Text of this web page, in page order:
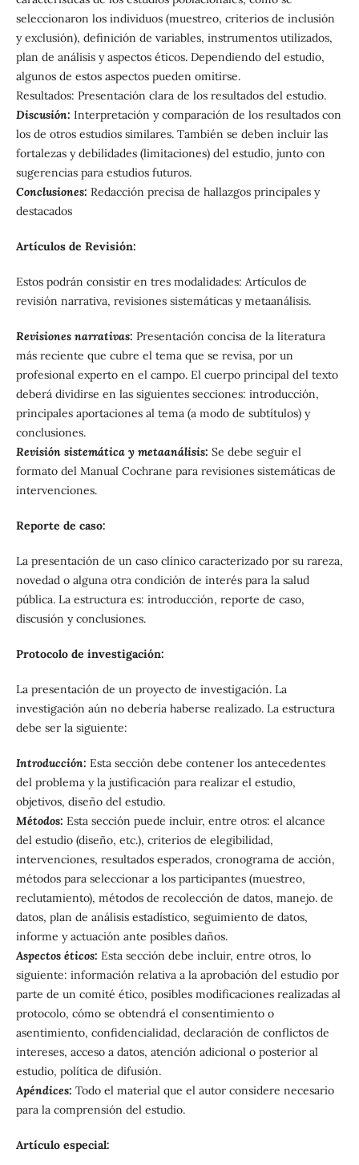
seleccionaron los individuos (muestreo, criterios de inclusión
y exclusión), definición de variables, instrumentos utilizados,
plan de análisis y aspectos éticos. Dependiendo del estudio,
algunos de estos aspectos pueden omitirse.
Resultados: Presentación clara de los resultados del estudio.
Discusión: Interpretación y comparación de los resultados con
los de otros estudios similares. También se deben incluir las
fortalezas y debilidades (limitaciones) del estudio, junto con
sugerencias para estudios futuros.
Conclusiones: Redacción precisa de hallazgos principales y
destacados
Artículos de Revisión:
Estos podrán consistir en tres modalidades: Artículos de
revisión narrativa, revisiones sistemáticas y metaanálisis.
Revisiones narrativas: Presentación concisa de la literatura
más reciente que cubre el tema que se revisa, por un
profesional experto en el campo. El cuerpo principal del texto
deberá dividirse en las siguientes secciones: introducción,
principales aportaciones al tema (a modo de subtítulos) y
conclusiones.
Revisión sistemática y metaanálisis: Se debe seguir el
formato del Manual Cochrane para revisiones sistemáticas de
intervenciones.
Reporte de caso:
La presentación de un caso clínico caracterizado por su rareza,
novedad o alguna otra condición de interés para la salud
pública. La estructura es: introducción, reporte de caso,
discusión y conclusiones.
Protocolo de investigación:
La presentación de un proyecto de investigación. La
investigación aún no debería haberse realizado. La estructura
debe ser la siguiente:
Introducción: Esta sección debe contener los antecedentes
del problema y la justificación para realizar el estudio,
objetivos, diseño del estudio.
Métodos: Esta sección puede incluir, entre otros: el alcance
del estudio (diseño, etc.), criterios de elegibilidad,
intervenciones, resultados esperados, cronograma de acción,
métodos para seleccionar a los participantes (muestreo,
reclutamiento), métodos de recolección de datos, manejo. de
datos, plan de análisis estadístico, seguimiento de datos,
informe y actuación ante posibles daños.
Aspectos éticos: Esta sección debe incluir, entre otros, lo
siguiente: información relativa a la aprobación del estudio por
parte de un comité ético, posibles modificaciones realizadas al
protocolo, cómo se obtendrá el consentimiento o
asentimiento, confidencialidad, declaración de conflictos de
intereses, acceso a datos, atención adicional o posterior al
estudio, política de difusión.
Apéndices: Todo el material que el autor considere necesario
para la comprensión del estudio.
Artículo especial: